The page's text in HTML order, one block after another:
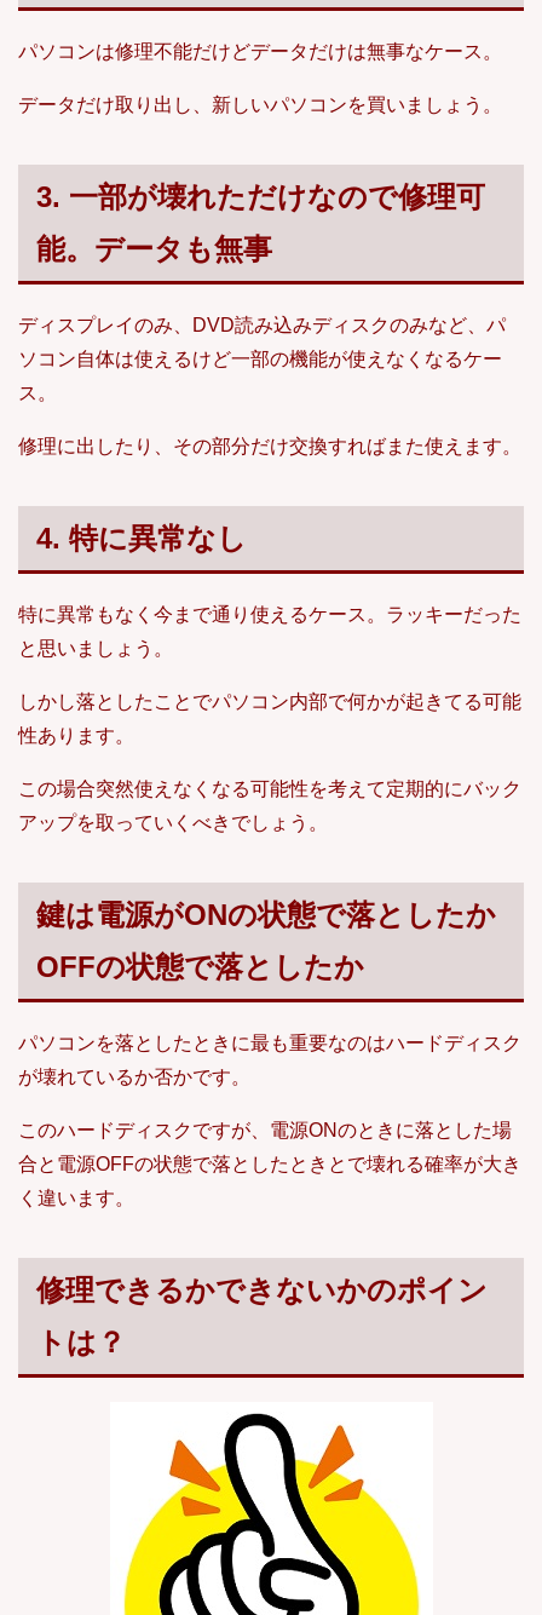
パソコンは修理不能だけどデータだけは無事なケース。
データだけ取り出し、新しいパソコンを買いましょう。
3. 一部が壊れただけなので修理可
能。データも無事
ディスプレイのみ、DVD読み込みディスクのみなど、パ
ソコン自体は使えるけど一部の機能が使えなくなるケー
ス。
修理に出したり、その部分だけ交換すればまた使えます。
4. 特に異常なし
特に異常もなく今まで通り使えるケース。ラッキーだった
と思いましょう。
しかし落としたことでパソコン内部で何かが起きてる可能
性あります。
この場合突然使えなくなる可能性を考えて定期的にバック
アップを取っていくべきでしょう。
鍵は電源がONの状態で落としたか
OFFの状態で落としたか
パソコンを落としたときに最も重要なのはハードディスク
が壊れているか否かです。
このハードディスクですが、電源ONのときに落とした場
合と電源OFFの状態で落としたときとで壊れる確率が大き
く違います。
修理できるかできないかのポイン
トは？